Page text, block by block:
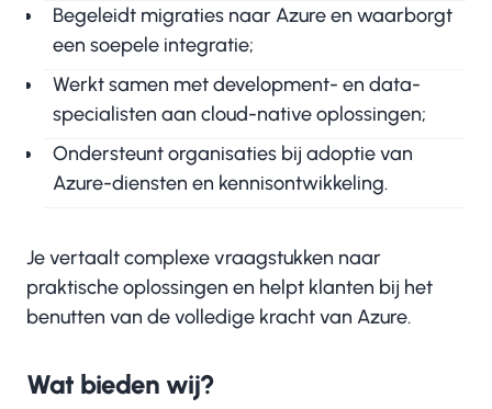
Begeleidt migraties naar Azure en waarborgt
een soepele integratie;
Werkt samen met development- en data-
specialisten aan cloud-native oplossingen;
Ondersteunt organisaties bij adoptie van
Azure-diensten en kennisontwikkeling.
Je vertaalt complexe vraagstukken naar
praktische oplossingen en helpt klanten bij het
benutten van de volledige kracht van Azure.
Wat bieden wij?